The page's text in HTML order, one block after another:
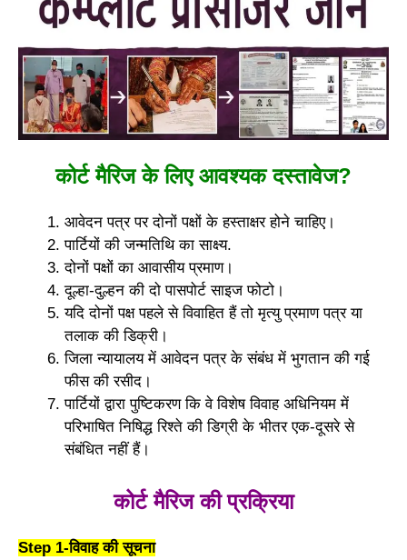
कोर्ट मैरिज के लिए आवश्यक दस्तावेज?
आवेदन पत्र पर दोनों पक्षों के हस्ताक्षर होने चाहिए।
पार्टियों की जन्मतिथि का साक्ष्य.
दोनों पक्षों का आवासीय प्रमाण।
दूल्हा-दुल्हन की दो पासपोर्ट साइज फोटो।
यदि दोनों पक्ष पहले से विवाहित हैं तो मृत्यु प्रमाण पत्र या
तलाक की डिक्री।
जिला न्यायालय में आवेदन पत्र के संबंध में भुगतान की गई
फीस की रसीद।
पार्टियों द्वारा पुष्टिकरण कि वे विशेष विवाह अधिनियम में
परिभाषित निषिद्ध रिश्ते की डिग्री के भीतर एक-दूसरे से
संबंधित नहीं हैं।
कोर्ट मैरिज की प्रक्रिया
Step 1-विवाह की सूचना